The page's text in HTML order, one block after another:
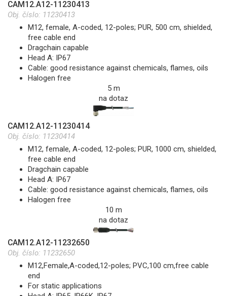
CAM12.A12-11230413
Obj. číslo: 11230413
M12, female, A-coded, 12-poles; PUR, 500 cm, shielded,
free cable end
Dragchain capable
Head A: IP67
Cable: good resistance against chemicals, flames, oils
Halogen free
5 m
na dotaz
CAM12.A12-11230414
Obj. číslo: 11230414
M12, female, A-coded, 12-poles; PUR, 1000 cm, shielded,
free cable end
Dragchain capable
Head A: IP67
Cable: good resistance against chemicals, flames, oils
Halogen free
10 m
na dotaz
CAM12.A12-11232650
Obj. číslo: 11232650
M12,Female,A-coded,12-poles; PVC,100 cm,free cable
end
For static applications